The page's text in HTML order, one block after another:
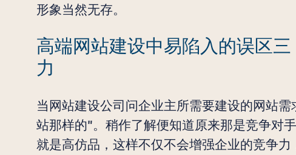
形象当然无存。
高端网站建设中易陷入的误区
力
当网站建设公司问企业主所需要建设的网站
站那样的"。稍作了解便知道原来那是竞争对
就是高仿品，这样不仅不会增强企业的竞争力